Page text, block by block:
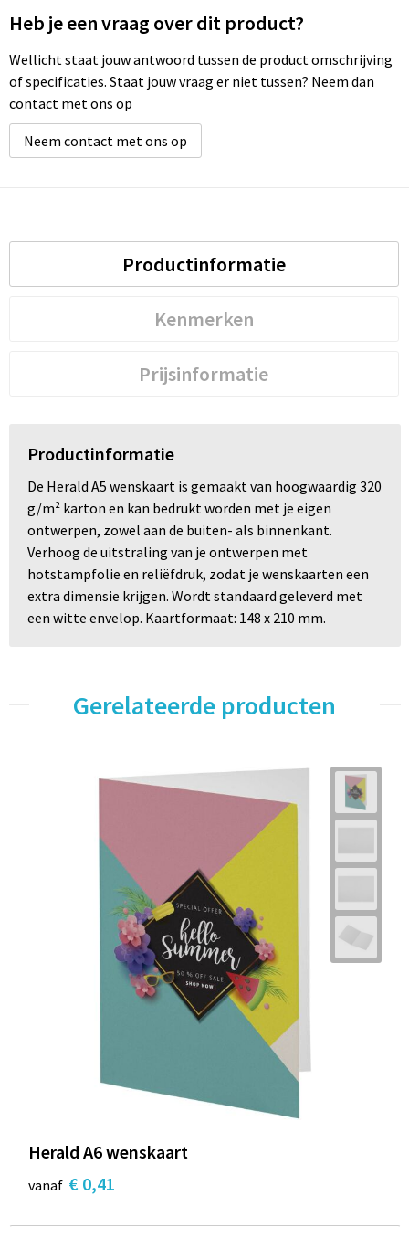
Heb je een vraag over dit product?
Wellicht staat jouw antwoord tussen de product omschrijving
of specificaties. Staat jouw vraag er niet tussen? Neem dan
contact met ons op
Neem contact met ons op
Productinformatie
Kenmerken
Prijsinformatie
Productinformatie
De Herald A5 wenskaart is gemaakt van hoogwaardig 320
g/m² karton en kan bedrukt worden met je eigen
ontwerpen, zowel aan de buiten- als binnenkant.
Verhoog de uitstraling van je ontwerpen met
hotstampfolie en reliëfdruk, zodat je wenskaarten een
extra dimensie krijgen. Wordt standaard geleverd met
een witte envelop. Kaartformaat: 148 x 210 mm.
Gerelateerde producten
Herald A6 wenskaart
vanaf € 0,41